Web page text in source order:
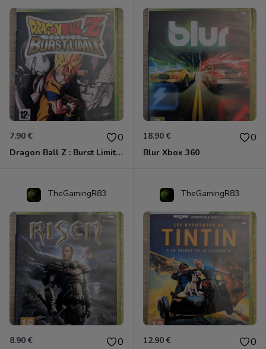
7.90 € 0
Dragon Ball Z : Burst Limit Xbox 360
18.90 € 0
Blur Xbox 360
TheGamingR83
8.90 € 0
TheGamingR83
12.90 € 0